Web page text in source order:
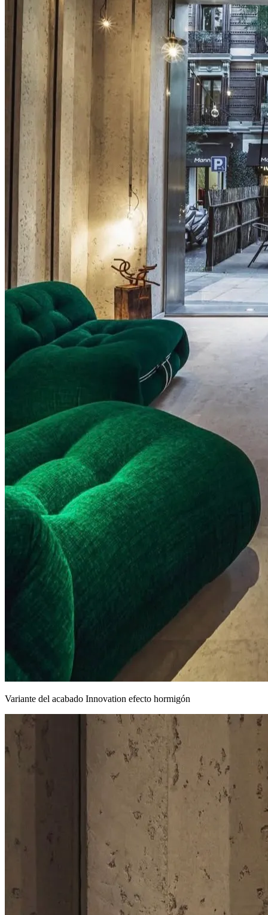
Variante del acabado Innovation efecto hormigón